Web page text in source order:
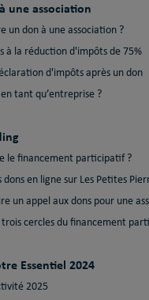
une association
un don à une association ?
à la réduction d'impôts de 75%
d'impôts après un don
tant qu’entreprise ?
le financement participatif ?
dons en ligne sur Les Petites
un appel aux dons pour une
cercles du financement
Essentiel 2024
2025